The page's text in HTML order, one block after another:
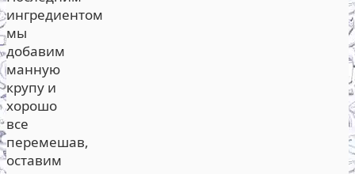
ингредиентом
мы
добавим
манную
крупу и
хорошо
все
перемешав,
оставим